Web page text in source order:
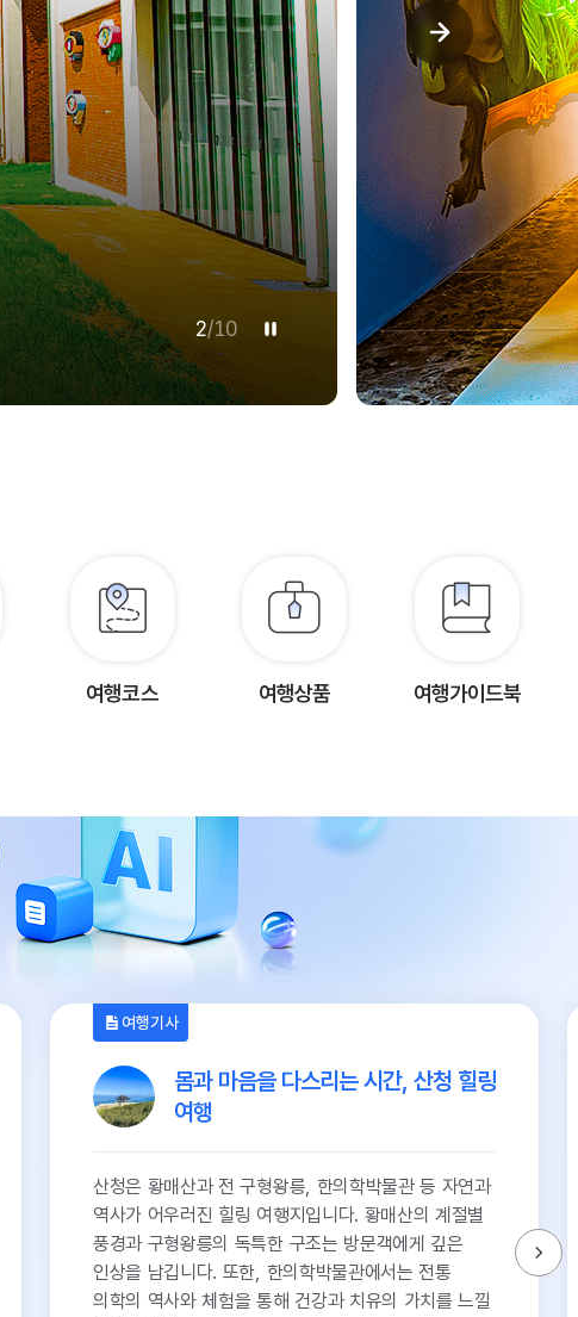
2/10
여행코스 여행상품 여행가이드북
여행기사
몸과 마음을 다스리는 시간, 산청 힐링
여행
산청은 황매산과 전 구형왕릉, 한의학박물관 등 자연과
역사가 어우러진 힐링 여행지입니다. 황매산의 계절별
풍경과 구형왕릉의 독특한 구조는 방문객에게 깊은
인상을 남깁니다. 또한, 한의학박물관에서는 전통
의학의 역사와 체험을 통해 건강과 치유의 가치를 느낄